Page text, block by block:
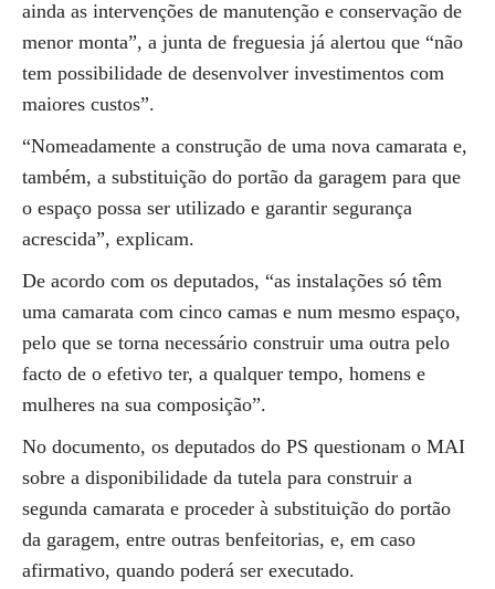
ainda as intervenções de manutenção e conservação de
menor monta”, a junta de freguesia já alertou que “não
tem possibilidade de desenvolver investimentos com
maiores custos”.
“Nomeadamente a construção de uma nova camarata e,
também, a substituição do portão da garagem para que
o espaço possa ser utilizado e garantir segurança
acrescida”, explicam.
De acordo com os deputados, “as instalações só têm
uma camarata com cinco camas e num mesmo espaço,
pelo que se torna necessário construir uma outra pelo
facto de o efetivo ter, a qualquer tempo, homens e
mulheres na sua composição”.
No documento, os deputados do PS questionam o MAI
sobre a disponibilidade da tutela para construir a
segunda camarata e proceder à substituição do portão
da garagem, entre outras benfeitorias, e, em caso
afirmativo, quando poderá ser executado.